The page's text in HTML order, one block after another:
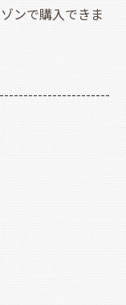
ンで購入できま